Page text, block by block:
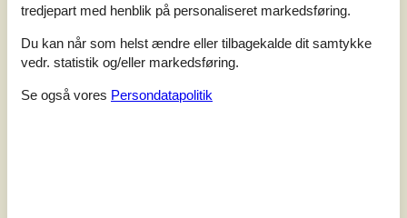
7 overnatninger
Fra DKK 2.708,-
tredjepart med henblik på personaliseret markedsføring.
Du kan når som helst ændre eller tilbagekalde dit samtykke
vedr. statistik og/eller markedsføring.
Se også vores Persondatapolitik